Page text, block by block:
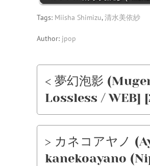
Tags: Miisha Shimizu,清水美依紗
Author: jpop
< 夢幻泡影
Lossless / WEB]
> カネコアヤノ
kanekoayano